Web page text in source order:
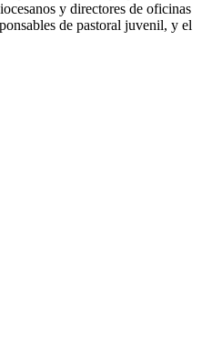
y directores de oficinas
de pastoral juvenil, y el